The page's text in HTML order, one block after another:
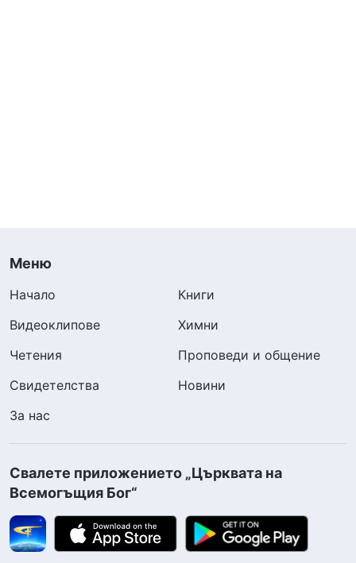
Меню
Начало
Книги
Видеоклипове
Химни
Четения
Проповеди и общение
Свидетелства
Новини
За нас
Свалете приложението „Църквата на
Всемогъщия Бог“